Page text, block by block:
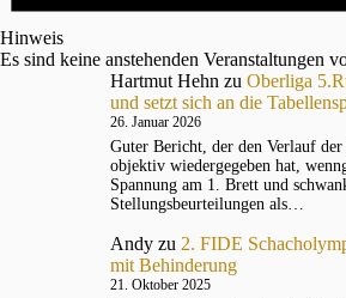
Hinweis
Es sind keine anstehenden Veranstaltungen
Hartmut Hehn zu Oberliga
und setzt sich an die
26. Januar 2026
Guter Bericht, der den Verlauf der
objektiv wiedergegeben hat,
Spannung am 1. Brett und
Stellungsbeurteilungen als…
Andy zu 2. FIDE
mit Behinderung
21. Oktober 2025